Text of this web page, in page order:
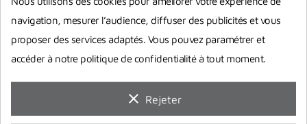
navigation, mesurer l’audience, diffuser des publicités et vous
proposer des services adaptés. Vous pouvez paramétrer et
accéder à notre politique de confidentialité à tout moment.
clear Rejeter